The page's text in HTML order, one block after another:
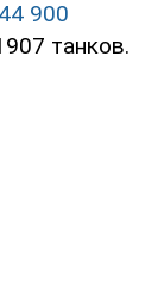
900
танков.